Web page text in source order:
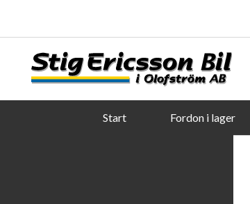
Start Fordon i lager